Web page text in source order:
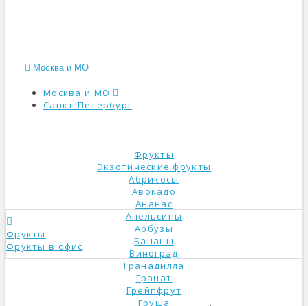
Москва и МО
Москва и МО
Санкт-Петербург
Фрукты
Экзотические фрукты
Абрикосы
Авокадо
Ананас
Апельсины
Арбузы
Бананы
Виноград
Гранадилла
Гранат
Грейпфрут
Груша
Фрукты
Фрукты в офис